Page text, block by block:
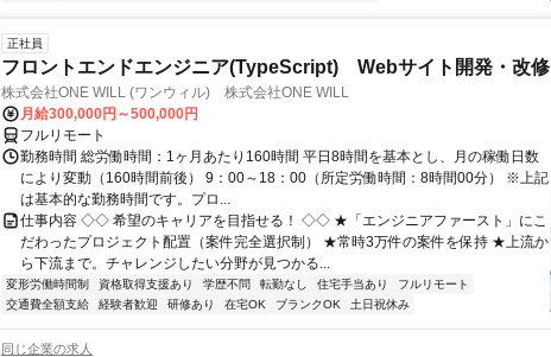
正社員
フロントエンドエンジニア(TypeScript) Webサイト開発・改修
株式会社ONE WILL (ワンウィル) 株式会社ONE WILL
月給300,000円～500,000円
フルリモート
勤務時間 総労働時間：1ヶ月あたり160時間 平日8時間を基本とし、月の稼働日数
により変動（160時間前後） 9：00～18：00（所定労働時間：8時間00分） ※上記
は基本的な勤務時間です。プロ...
仕事内容 ◇◇ 希望のキャリアを目指せる！ ◇◇ ★「エンジニアファースト」にこ
だわったプロジェクト配置（案件完全選択制） ★常時3万件の案件を保持 ★上流か
ら下流まで。チャレンジしたい分野が見つかる...
変形労働時間制 資格取得支援あり 学歴不問 転勤なし 住宅手当あり
フルリモート
交通費全額支給
経験者歓迎 研修あり 在宅OK ブランクOK 土日祝休み
同じ企業の求人